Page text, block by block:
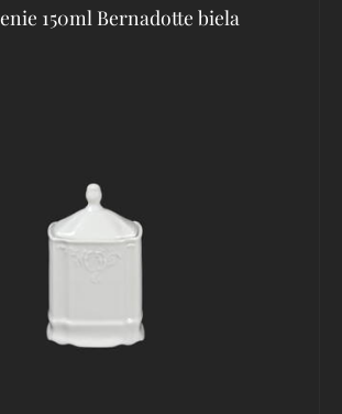
150ml Bernadotte biela